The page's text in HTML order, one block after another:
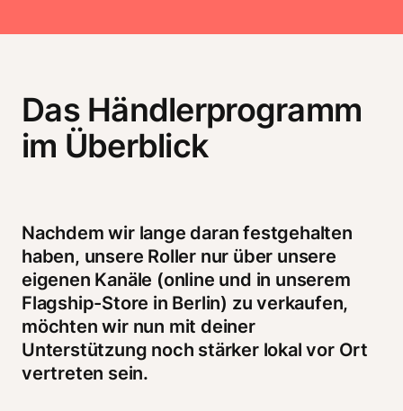
Das Händlerprogramm
im Überblick
Nachdem wir lange daran festgehalten
haben, unsere Roller nur über unsere
eigenen Kanäle (online und in unserem
Flagship-Store in Berlin) zu verkaufen,
möchten wir nun mit deiner
Unterstützung noch stärker lokal vor Ort
vertreten sein.